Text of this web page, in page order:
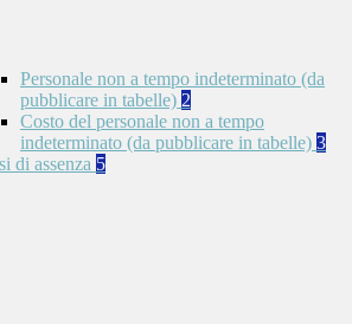
Personale non a tempo indeterminato (da
pubblicare in tabelle) 2
Costo del personale non a tempo
indeterminato (da pubblicare in tabelle) 3
di assenza 5